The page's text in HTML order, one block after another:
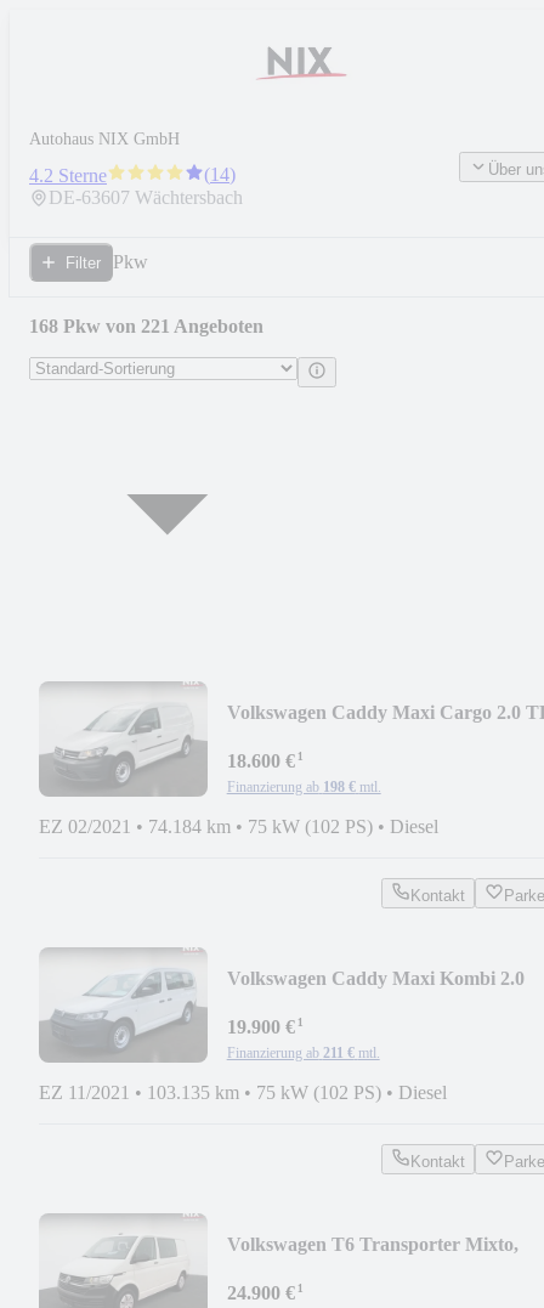
Autohaus NIX GmbH
4.2 Sterne (14)
DE-63607 Wächtersbach
Über
Filter Pkw
168 Pkw von 221 Angeboten
Volkswagen Caddy Maxi Cargo 2.0
18.600 €¹
Finanzierung ab 198 € mtl.
EZ 02/2021 • 74.184 km • 75 kW (102 PS) • Diesel
Kontakt
Volkswagen Caddy Maxi Kombi 2.0
19.900 €¹
Finanzierung ab 211 € mtl.
EZ 11/2021 • 103.135 km • 75 kW (102 PS) • Diesel
Kontakt
Volkswagen T6 Transporter Mixto,
24.900 €¹